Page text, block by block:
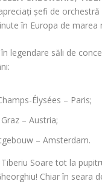
șefi de
în Europa de
legendare săli de
Élysées – Paris;
– Austria;
– Amsterdam.
Soare tot la
Chiar în seara